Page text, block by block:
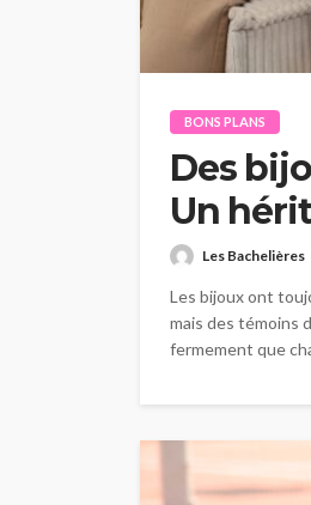
BONS PLANS
Des
Un
Les Bachelières
Les bijoux ont
mais des témoins
fermement que